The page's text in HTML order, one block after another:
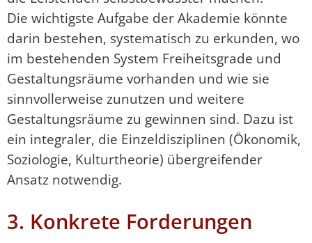
Die wichtigste Aufgabe der Akademie könnte
darin bestehen, systematisch zu erkunden, wo
im bestehenden System Freiheitsgrade und
Gestaltungsräume vorhanden und wie sie
sinnvollerweise zunutzen und weitere
Gestaltungsräume zu gewinnen sind. Dazu ist
ein integraler, die Einzeldisziplinen (Ökonomik,
Soziologie, Kulturtheorie) übergreifender
Ansatz notwendig.
3. Konkrete Forderungen